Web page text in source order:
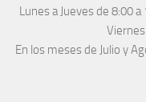
Lunes a Jueves de 8:00 a
En los meses de Julio y